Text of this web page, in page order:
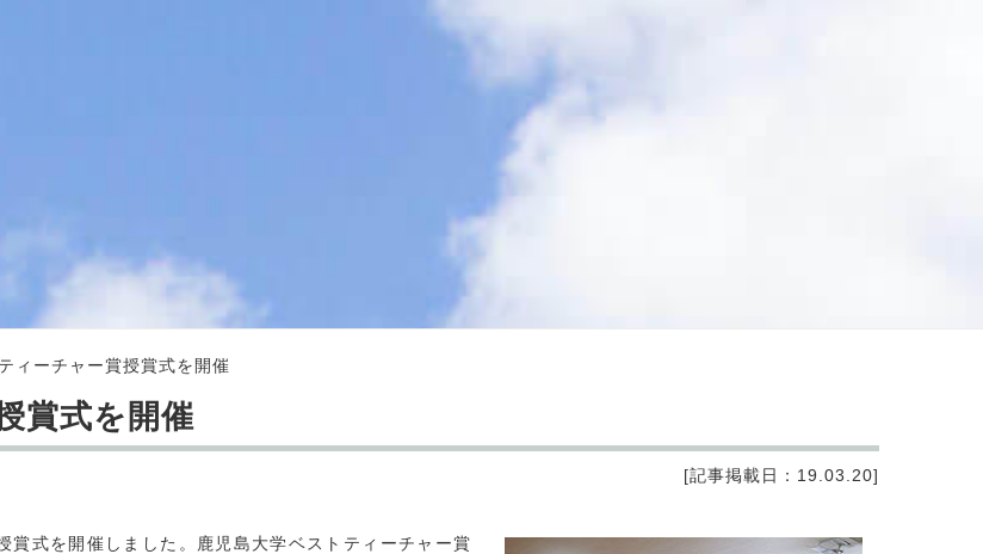
ィーチャー賞授賞式を開催
賞式を開催
[記事掲載日：19.03.20]
式を開催しました。鹿児島大学ベストティーチャー賞